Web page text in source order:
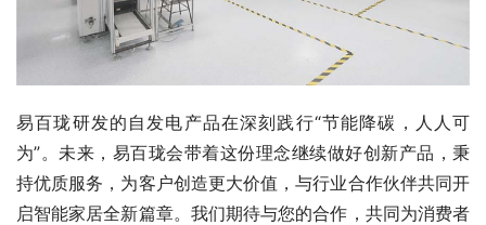
易百珑研发的自发电产品在深刻践行“节能降碳，人人可
为”。未来，易百珑会带着这份理念继续做好创新产品，秉
持优质服务，为客户创造更大价值，与行业合作伙伴共同开
启智能家居全新篇章。我们期待与您的合作，共同为消费者